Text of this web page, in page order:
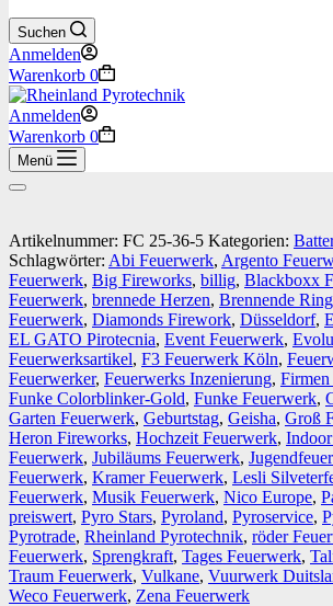
Suchen
Anmelden
Warenkorb 0
Anmelden
Warenkorb 0
Menü
Artikelnummer: FC 25-36-5 Kategorien:
Schlagwörter: Abi Feuerwerk, Argento
Feuerwerk, Big Fireworks, billig, Blackboxx
Feuerwerk, brennede Herzen, Brennende
Feuerwerk, Diamonds Firework, Düsseldorf,
EL GATO Pirotecnia, Event Feuerwerk,
Feuerwerksartikel, F3 Feuerwerk Köln,
Feuerwerker, Feuerwerks Inzenierung,
Funke Colorblinker-Gold, Funke Feuerwerk,
Garten Feuerwerk, Geburtstag, Geisha, Groß
Heron Fireworks, Hochzeit Feuerwerk,
Feuerwerk, Jubiläums Feuerwerk,
Feuerwerk, Kramer Feuerwerk, Lesli
Feuerwerk, Musik Feuerwerk, Nico Europe,
preiswert, Pyro Stars, Pyroland, Pyroservice,
Pyrotrade, Rheinland Pyrotechnik, röder
Feuerwerk, Sprengkraft, Tages Feuerwerk,
Traum Feuerwerk, Vulkane, Vuurwerk
Weco Feuerwerk, Zena Feuerwerk